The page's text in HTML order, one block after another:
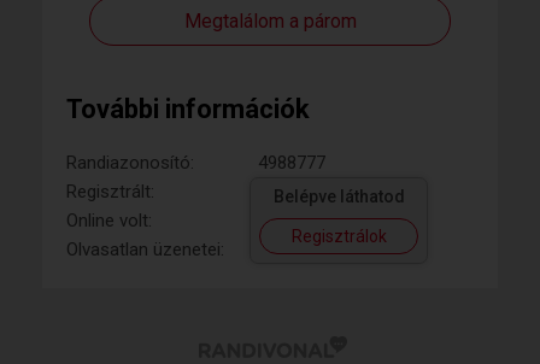
Megtalálom a párom
További információk
Randiazonosító:
4988777
Regisztrált:
Online volt:
Olvasatlan üzenetei:
Belépve láthatod
Regisztrálok